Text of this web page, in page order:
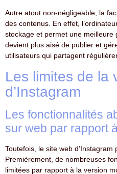
Autre atout non-négligeable, la
des contenus. En effet,
stockage et permet une meilleure
devient plus aisé de publier et
utilisateurs qui partagent
Les limites de la
d’Instagram
Les fonctionnalités
sur web par rapport
Toutefois, le site web
Premièrement, de nombreuses
limitées par rapport à la version